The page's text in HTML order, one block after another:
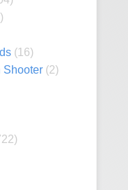
(16)
Shooter (2)